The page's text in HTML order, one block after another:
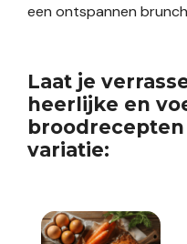
een ontspannen
Laat je
heerlijke en
variatie: